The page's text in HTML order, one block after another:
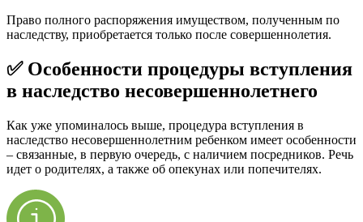
Право полного распоряжения имуществом, полученным по
наследству, приобретается только после совершеннолетия.
✅ Особенности процедуры вступления
в наследство несовершеннолетнего
Как уже упоминалось выше, процедура вступления в
наследство несовершеннолетним ребенком имеет особенности
– связанные, в первую очередь, с наличием посредников. Речь
идет о родителях, а также об опекунах или попечителях.